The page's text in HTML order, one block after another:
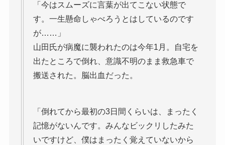
「今はスムーズに言葉が出てこない状態で
す。一生懸命しゃべろうとはしているのです
が……」
山田氏が病魔に襲われたのは今年1月。自宅を
出たところで倒れ、意識不明のまま救急車で
搬送された。脳出血だった。
「倒れてから最初の3日間くらいは、まったく
記憶がないんです。みんなビックリしたみた
いですけど、僕はまったく覚えていないから